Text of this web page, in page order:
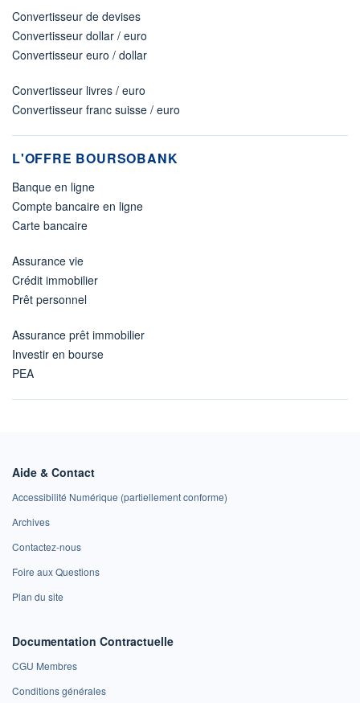
Convertisseur de devises
Convertisseur dollar / euro
Convertisseur euro / dollar
Convertisseur livres / euro
Convertisseur franc suisse / euro
L'OFFRE BOURSOBANK
Banque en ligne
Compte bancaire en ligne
Carte bancaire
Assurance vie
Crédit immobilier
Prêt personnel
Assurance prêt immobilier
Investir en bourse
PEA
Aide & Contact
Accessibilité Numérique (partiellement conforme)
Archives
Contactez-nous
Foire aux Questions
Plan du site
Documentation Contractuelle
CGU Membres
Conditions générales